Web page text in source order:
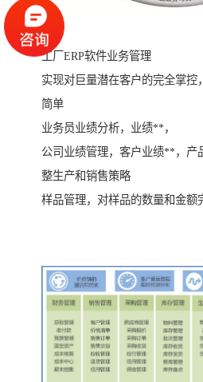
工厂ERP软件业务管理
实现对巨量潜在客户的完全掌控
简单
业务员业绩分析，业绩**，
公司业绩管理，客户业绩**，产
整生产和销售策略
样品管理，对样品的数量和金额